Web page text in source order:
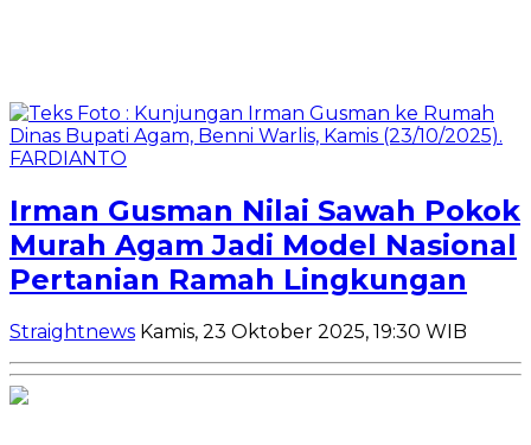
Irman Gusman Nilai Sawah Pokok
Murah Agam Jadi Model Nasional
Pertanian Ramah Lingkungan
Straightnews Kamis, 23 Oktober 2025, 19:30 WIB